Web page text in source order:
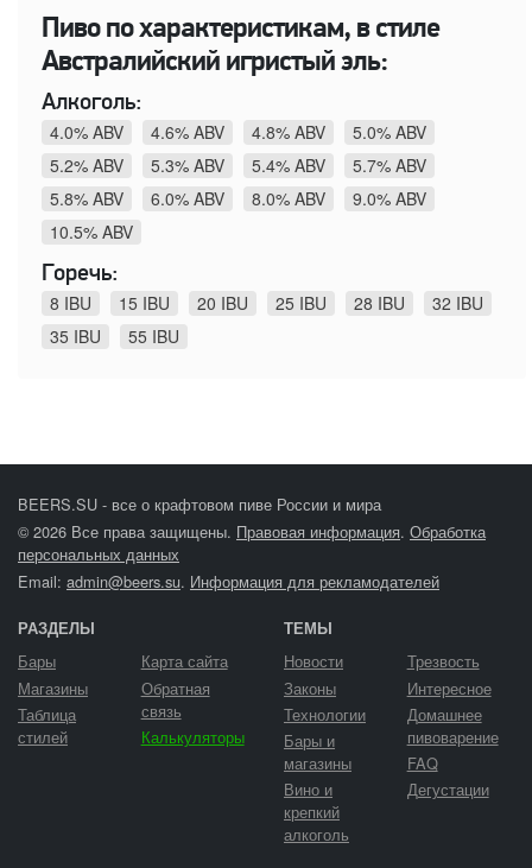
Пиво по характеристикам, в стиле
Австралийский игристый эль:
Алкоголь:
4.0% ABV
4.6% ABV 4.8% ABV
5.0% ABV
5.2% ABV
5.3% ABV 5.4% ABV
5.7% ABV
5.8% ABV
6.0% ABV 8.0% ABV
9.0% ABV
10.5% ABV
Горечь:
8 IBU
15 IBU 20 IBU 25 IBU 28 IBU
32 IBU
35 IBU
55 IBU
BEERS.SU - все о крафтовом пиве России и мира
© 2026 Все права защищены. Правовая информация. Обработка
персональных данных
Email: admin@beers.su. Информация для рекламодателей
РАЗДЕЛЫ
Бары
Магазины
Таблица
стилей
Карта сайта
Обратная
связь
Калькуляторы
ТЕМЫ
Новости
Законы
Технологии
Бары и
магазины
Вино и
крепкий
алкоголь
Трезвость
Интересное
Домашнее
пивоварение
FAQ
Дегустации